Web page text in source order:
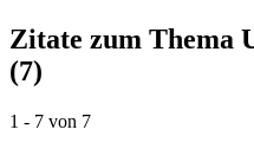
Zitate zum Thema
(7)
1 - 7 von 7